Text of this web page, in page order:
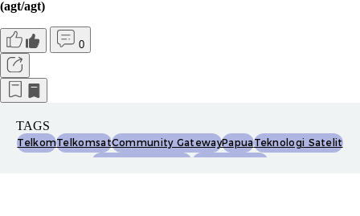
(agt/agt)
0
TAGS
TelkomTelkomsatCommunity GatewayPapuaTeknologi Satelit